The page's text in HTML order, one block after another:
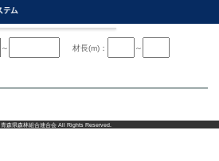
～ 材長(m)： ～
青森県森林組合連合会All Rights Reserved.